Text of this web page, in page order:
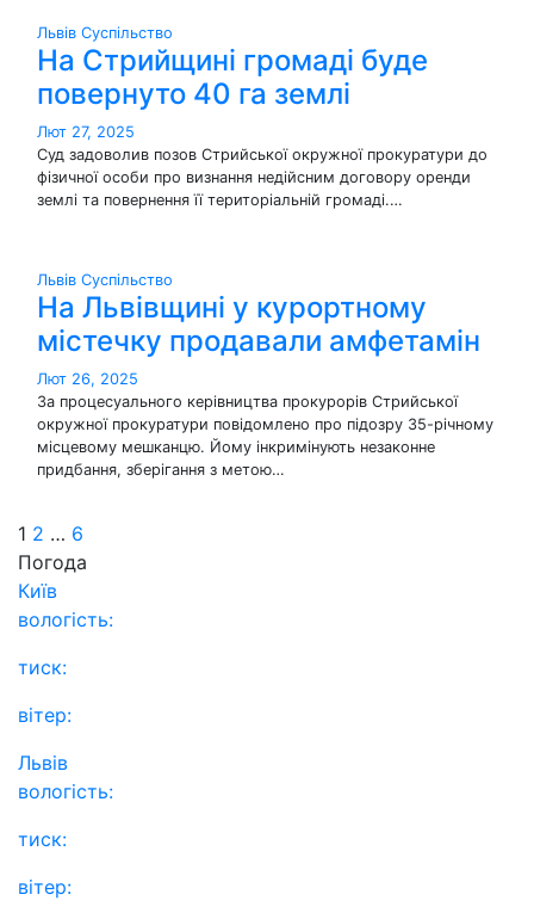
Львів Суспільство
На Стрийщині громаді буде
повернуто 40 га землі
Лют 27, 2025
Суд задоволив позов Стрийської окружної прокуратури до
фізичної особи про визнання недійсним договору оренди
землі та повернення її територіальній громаді.…
Львів Суспільство
На Львівщині у курортному
містечку продавали амфетамін
Лют 26, 2025
За процесуального керівництва прокурорів Стрийської
окружної прокуратури повідомлено про підозру 35-річному
місцевому мешканцю. Йому інкримінують незаконне
придбання, зберігання з метою…
Пагінація
записів
1 2 … 6
Погода
Київ
вологість:
тиск:
вітер:
Львів
вологість:
тиск:
вітер: